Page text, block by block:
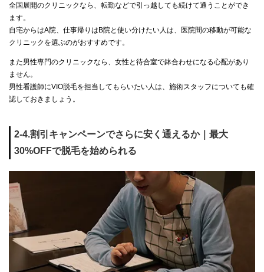
全国展開のクリニックなら、転勤などで引っ越しても続けて通うことができ
ます。
自宅からはA院、仕事帰りはB院と使い分けたい人は、医院間の移動が可能な
クリニックを選ぶのがおすすめです。
また男性専門のクリニックなら、女性と待合室で鉢合わせになる心配があり
ません。
男性看護師にVIO脱毛を担当してもらいたい人は、施術スタッフについても確
認しておきましょう。
2-4.割引キャンペーンでさらに安く通えるか｜最大
30%OFFで脱毛を始められる